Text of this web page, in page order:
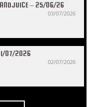
– 25/06/26
03/07/2026
07/2026
02/07/2026